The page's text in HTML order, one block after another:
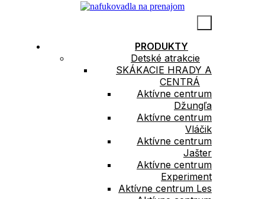
PRODUKTY
Detské atrakcie
SKÁKACIE HRADY A
CENTRÁ
Aktívne centrum
Džungľa
Aktívne centrum
Vláčik
Aktívne centrum
Jašter
Aktívne centrum
Experiment
Aktívne centrum Les